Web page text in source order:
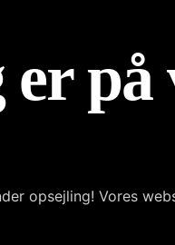
er
opsejling! Vores